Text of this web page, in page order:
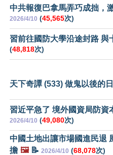
中共報復巴拿馬弄巧成拙，
2026/4/10 (45,565次)
習前往國防大學沿途封路 與
(48,818次)
天下奇譚 (533) 做鬼以後的
習近平急了 境外國資局防資
2026/4/10 (49,080次)
中國土地出讓市場國進民退
擔 🖼️📝 2026/4/10 (68,078次)